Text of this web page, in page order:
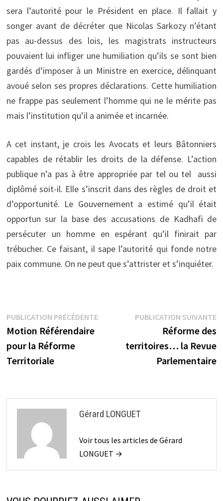
sera l’autorité pour le Président en place. Il fallait y
songer avant de décréter que Nicolas Sarkozy n’étant
pas au-dessus des lois, les magistrats instructeurs
pouvaient lui infliger une humiliation qu’ils se sont bien
gardés d’imposer à un Ministre en exercice, délinquant
avoué selon ses propres déclarations. Cette humiliation
ne frappe pas seulement l’homme qui ne le mérite pas
mais l’institution qu’il a animée et incarnée.
A cet instant, je crois les Avocats et leurs Bâtonniers
capables de rétablir les droits de la défense. L’action
publique n’a pas à être appropriée par tel ou tel aussi
diplômé soit-il. Elle s’inscrit dans des règles de droit et
d’opportunité. Le Gouvernement a estimé qu’il était
opportun sur la base des accusations de Kadhafi de
persécuter un homme en espérant qu’il finirait par
trébucher. Ce faisant, il sape l’autorité qui fonde notre
paix commune. On ne peut que s’attrister et s’inquiéter.
Navigation
de
l’article
PUBLICATION PRÉCÉDENTEPublication
Motion Référendaire
pour la Réforme
Territoriale
PUBLICATION SUIVANTE
Réforme des
territoires… la Revue
Parlementaire
Gérard LONGUET
Voir tous les articles de Gérard
LONGUET →